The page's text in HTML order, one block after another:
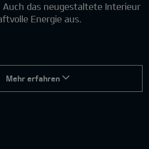
das neugestaltete Interieur
Energie aus.
Mehr erfahren